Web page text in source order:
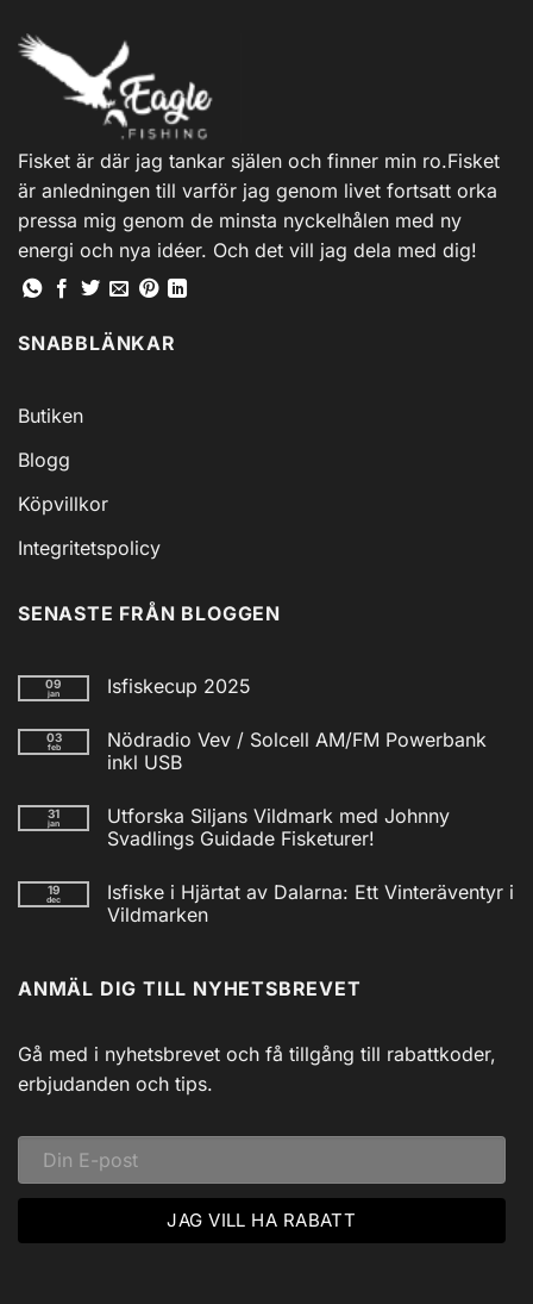
Fisket är där jag tankar själen och finner min ro.Fisket
är anledningen till varför jag genom livet fortsatt orka
pressa mig genom de minsta nyckelhålen med ny
energi och nya idéer. Och det vill jag dela med dig!
SNABBLÄNKAR
Butiken
Blogg
Köpvillkor
Integritetspolicy
SENASTE FRÅN BLOGGEN
09
jan Isfiskecup 2025
till
Isfiskecup
2025
03
feb
Nödradio Vev / Solcell AM/FM Powerbank
inkl USB
till
Nödradio
Vev
AM/FM
Powerbank
inkl
31
jan
Utforska Siljans Vildmark med Johnny
Svadlings Guidade Fisketurer!
till
Utforska
Siljans
Svadlings
Guidade
19
dec
Isfiske i Hjärtat av Dalarna: Ett Vinteräventyr i
Vildmarken
Isfiske
i
Dalarna:
Ett
Vinteräventyr
i
ANMÄL DIG TILL NYHETSBREVET
Gå med i nyhetsbrevet och få tillgång till rabattkoder,
erbjudanden och tips.